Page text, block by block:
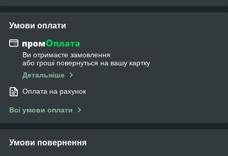
Умови оплати
Ви отримаєте замовлення
або гроші повернуться на вашу картку
Детальніше
Оплата на рахунок
Всі умови оплати
Умови повернення